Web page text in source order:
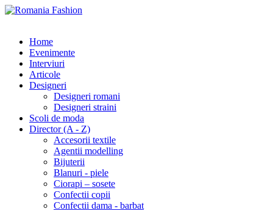
Home
Evenimente
Interviuri
Articole
Designeri
Designeri romani
Designeri straini
Scoli de moda
Director (A - Z)
Accesorii textile
Agentii modelling
Bijuterii
Blanuri - piele
Ciorapi – sosete
Confectii copii
Confectii dama - barbat